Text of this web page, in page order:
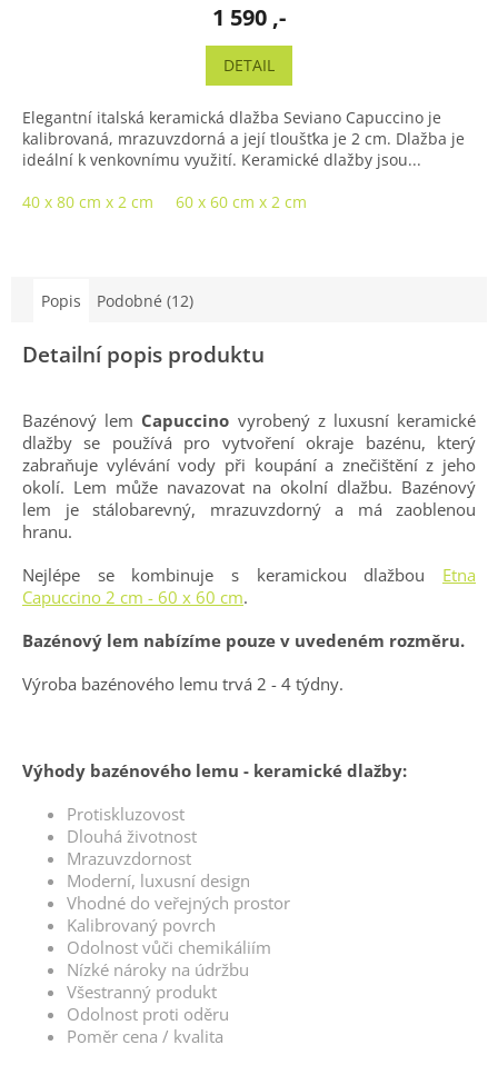
1 590 ,-
DETAIL
Elegantní italská keramická dlažba Seviano Capuccino je
kalibrovaná, mrazuvzdorná a její tloušťka je 2 cm. Dlažba je
ideální k venkovnímu využití. Keramické dlažby jsou...
40 x 80 cm x 2 cm
60 x 60 cm x 2 cm
Popis Podobné (12)
Detailní popis produktu
Bazénový lem Capuccino vyrobený z luxusní keramické
dlažby se používá pro vytvoření okraje bazénu, který
zabraňuje vylévání vody při koupání a znečištění z jeho
okolí. Lem může navazovat na okolní dlažbu. Bazénový
lem je stálobarevný, mrazuvzdorný a má zaoblenou
hranu.
Nejlépe se kombinuje s keramickou dlažbou Etna
Capuccino 2 cm - 60 x 60 cm.
Bazénový lem nabízíme pouze v uvedeném rozměru.
Výroba bazénového lemu trvá 2 - 4 týdny.
Výhody bazénového lemu - keramické dlažby:
Protiskluzovost
Dlouhá životnost
Mrazuvzdornost
Moderní, luxusní design
Vhodné do veřejných prostor
Kalibrovaný povrch
Odolnost vůči chemikáliím
Nízké nároky na údržbu
Všestranný produkt
Odolnost proti oděru
Poměr cena / kvalita